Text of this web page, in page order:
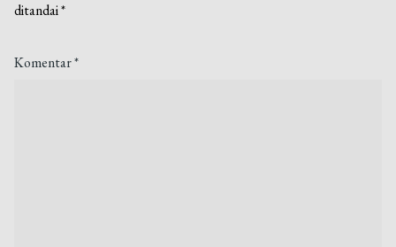
ditandai*
Komentar*